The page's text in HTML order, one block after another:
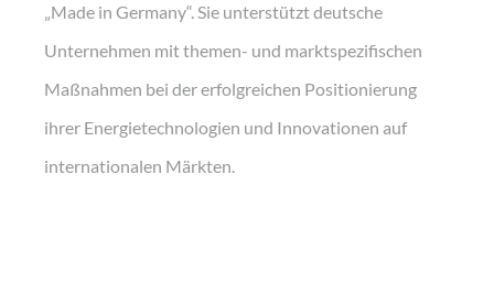
„Made in Germany“. Sie unterstützt deutsche
Unternehmen mit themen- und marktspezifischen
Maßnahmen bei der erfolgreichen Positionierung
ihrer Energietechnologien und Innovationen auf
internationalen Märkten.